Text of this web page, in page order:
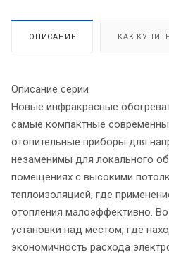
ОПИСАНИЕ КАК
Описание серии
Новые инфракрасные
самые компактные
отопительные приборы для
незаменимы для локального
помещениях с высокими
теплоизоляцией, где
отопления малоэффективно.
установки над местом, где
экономичность расхода